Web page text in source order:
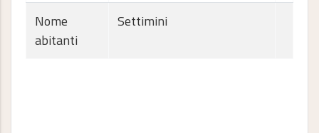
Nome
abitanti
Settimini